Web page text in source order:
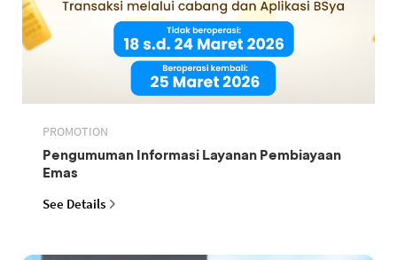
PROMOTION
Pengumuman Informasi Layanan Pembiayaan
Emas
See Details